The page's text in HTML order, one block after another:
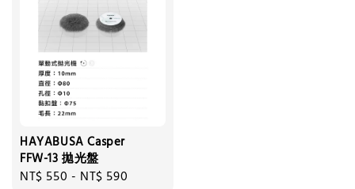
HAYABUSA Casper
FFW-13 拋光盤
Regular
NT$ 550 - NT$ 590